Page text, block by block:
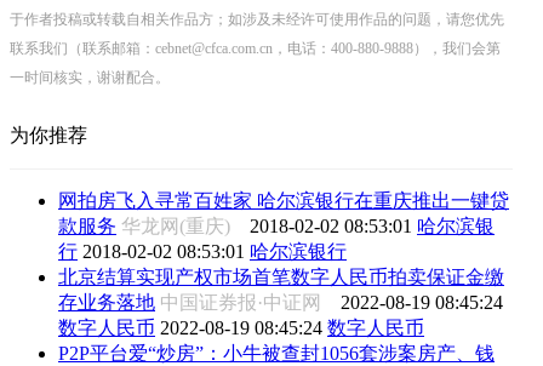
于作者投稿或转载自相关作品方；如涉及未经许可使用作品的问题，请您优先
联系我们（联系邮箱：cebnet@cfca.com.cn，电话：400-880-9888），我们会第
一时间核实，谢谢配合。
为你推荐
网拍房飞入寻常百姓家 哈尔滨银行在重庆推出一键贷
款服务 华龙网(重庆) 2018-02-02 08:53:01 哈尔滨银
行 2018-02-02 08:53:01 哈尔滨银行
北京结算实现产权市场首笔数字人民币拍卖保证金缴
存业务落地 中国证券报·中证网 2022-08-19 08:45:24
数字人民币 2022-08-19 08:45:24 数字人民币
P2P平台爱“炒房”：小牛被查封1056套涉案房产、钱